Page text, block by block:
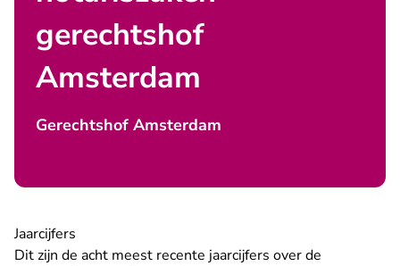
gerechtshof
Amsterdam
Gerechtshof Amsterdam
Jaarcijfers
Dit zijn de acht meest recente jaarcijfers over de